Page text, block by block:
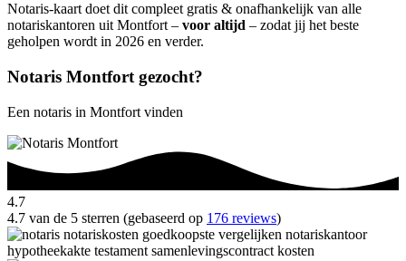
Notaris-kaart doet dit compleet gratis & onafhankelijk van alle
notariskantoren uit Montfort – voor altijd – zodat jij het beste
geholpen wordt in 2026 en verder.
Notaris Montfort gezocht?
Een notaris in Montfort vinden
4.7
4.7 van de 5 sterren (gebaseerd op 176 reviews)